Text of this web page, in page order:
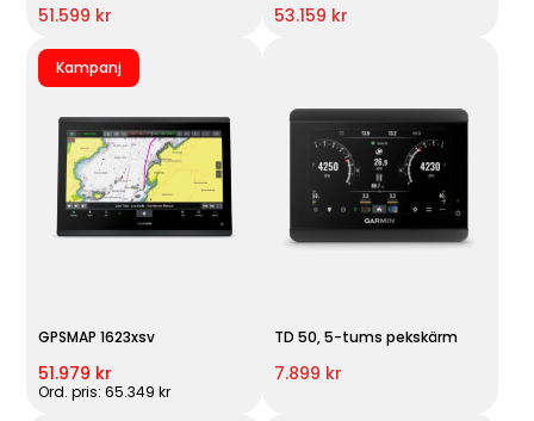
51.599 kr 53.159 kr
Kampanj
GPSMAP 1623xsv
51.979 kr
Ord. pris: 65.349 kr
TD 50, 5-tums pekskärm
7.899 kr